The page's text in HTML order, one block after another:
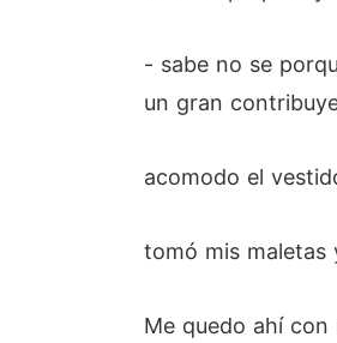
- sabe no se
un gran
acomodo el
tomó mis maletas
Me quedo ahí